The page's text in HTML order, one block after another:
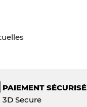
PAIEMENT SÉCURISÉ
3D Secure